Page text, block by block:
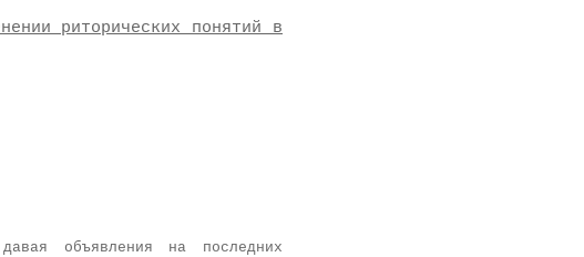
риторических понятий в
объявления на последних